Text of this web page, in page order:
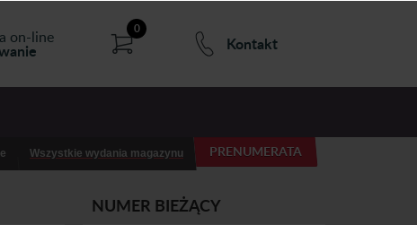
on-line 0
Kontakt
PRENUMERATA
Wszystkie wydania magazynu
NUMER BIEŻĄCY